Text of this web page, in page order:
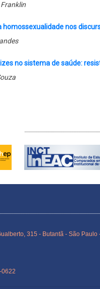
nos
no sistema de saúde:
315 - Butantã - São
0622